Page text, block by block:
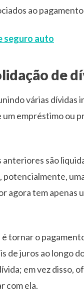
ao
seguro auto
de
várias dívidas
empréstimo ou
anteriores são
potencialmente,
agora tem apenas
tornar o
de juros ao longo
em vez disso,
com ela.